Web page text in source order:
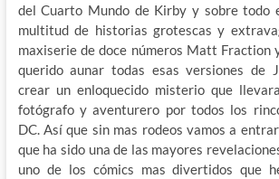
del Cuarto Mundo de Kirby y sobre todo
multitud de historias grotescas y
maxiserie de doce números Matt Fraction
querido aunar todas esas versiones de
crear un enloquecido misterio que
fotógrafo y aventurero por todos los
DC. Así que sin mas rodeos vamos a
que ha sido una de las mayores
uno de los cómics mas divertidos que